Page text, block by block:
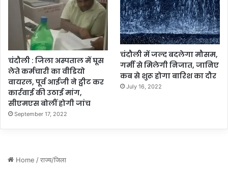
चंदौली : जिला अस्पताल में घूस
लेते कर्मचारी का वीडियो
वायरल, पूर्व आईजी ने ट्वीट कर
कार्रवाई की उठाई मांग,
सीएमएस बोलीं होगी जांच
September 17, 2022
चंदौली में जल्द बदलेगा मौसम,
गर्मी से मिलेगी निजात, जानिए
कब से शुरू होगा बारिश का दौर
July 16, 2022